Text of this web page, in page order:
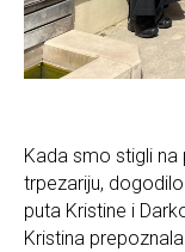
Kada smo stigli na
trpezariju,
puta Kristine i
Kristina